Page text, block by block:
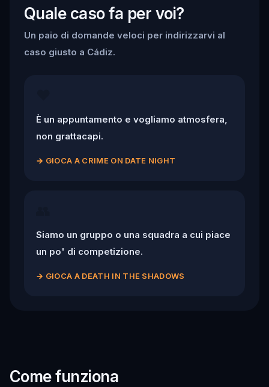
Quale caso fa per voi?
Un paio di domande veloci per indirizzarvi al
caso giusto a Cádiz.
È un appuntamento e vogliamo atmosfera,
non grattacapi.
→ GIOCA A CRIME ON DATE NIGHT
Siamo un gruppo o una squadra a cui piace
un po' di competizione.
→ GIOCA A DEATH IN THE SHADOWS
Come funziona